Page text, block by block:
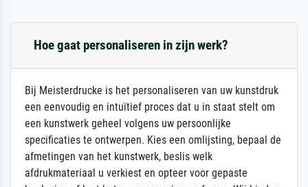
Hoe gaat personaliseren in zijn werk?
Bij Meisterdrucke is het personaliseren van uw kunstdruk
een eenvoudig en intuïtief proces dat u in staat stelt om
een kunstwerk geheel volgens uw persoonlijke
specificaties te ontwerpen. Kies een omlijsting, bepaal de
afmetingen van het kunstwerk, beslis welk
afdrukmateriaal u verkiest en opteer voor gepaste